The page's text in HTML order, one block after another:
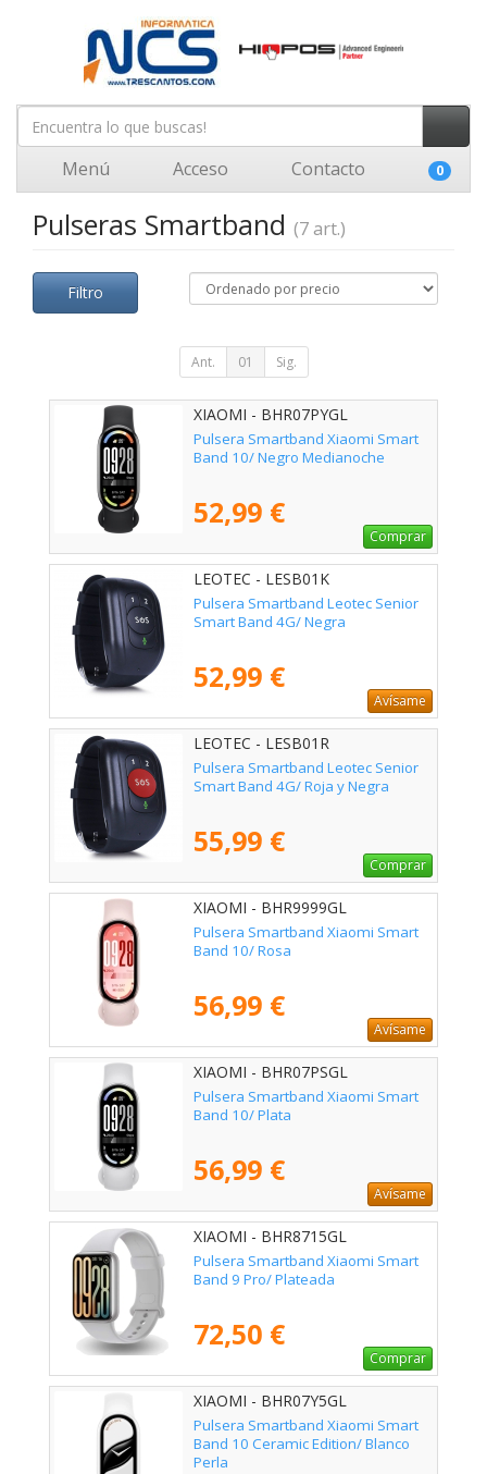
Menú Acceso Contacto 0
Pulseras Smartband (7 art.)
Filtro
Ant. 01 Sig.
XIAOMI - BHR07PYGL
Pulsera Smartband Xiaomi Smart
Band 10/ Negro Medianoche
52,99 €
Comprar
LEOTEC - LESB01K
Pulsera Smartband Leotec Senior
Smart Band 4G/ Negra
52,99 €
Avísame
LEOTEC - LESB01R
Pulsera Smartband Leotec Senior
Smart Band 4G/ Roja y Negra
55,99 €
Comprar
XIAOMI - BHR9999GL
Pulsera Smartband Xiaomi Smart
Band 10/ Rosa
56,99 €
Avísame
XIAOMI - BHR07PSGL
Pulsera Smartband Xiaomi Smart
Band 10/ Plata
56,99 €
Avísame
XIAOMI - BHR8715GL
Pulsera Smartband Xiaomi Smart
Band 9 Pro/ Plateada
72,50 €
Comprar
XIAOMI - BHR07Y5GL
Pulsera Smartband Xiaomi Smart
Band 10 Ceramic Edition/ Blanco
Perla